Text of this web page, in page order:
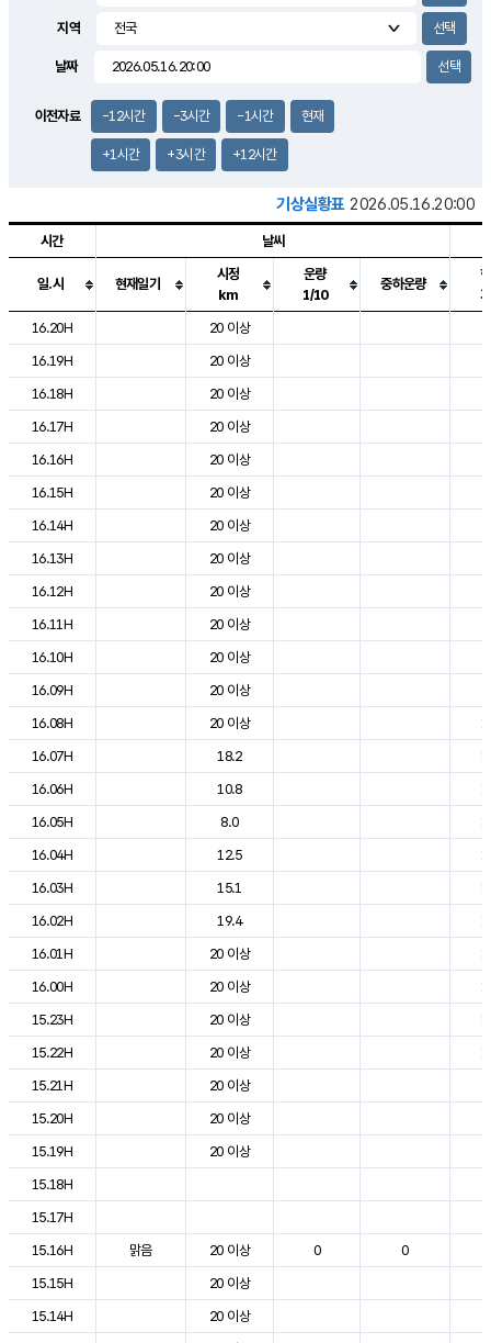
3.0m/s
지역
날짜
이전자료 -12시간 -3시간 -1시간 현재
+1시간 +3시간 +12시간
기상실황표 2026.05.16.20:00
도시별 기상실황표로 지점, 날씨, 기온, 강수, 바람, 기압등을 안내한 표입
시간 날씨
일.시 현재일기
시정
km
운량
1/10
중하운량
16.20H
20 이상
16.19H
20 이상
16.18H
20 이상
16.17H
20 이상
16.16H
20 이상
16.15H
20 이상
16.14H
20 이상
16.13H
20 이상
16.12H
20 이상
16.11H
20 이상
16.10H
20 이상
16.09H
20 이상
16.08H
20 이상
16.07H
18.2
16.06H
10.8
16.05H
8.0
16.04H
12.5
16.03H
15.1
16.02H
19.4
16.01H
20 이상
16.00H
20 이상
15.23H
20 이상
15.22H
20 이상
15.21H
20 이상
15.20H
20 이상
15.19H
20 이상
15.18H
15.17H
15.16H
맑음 20 이상 0 0
15.15H
20 이상
15.14H
20 이상